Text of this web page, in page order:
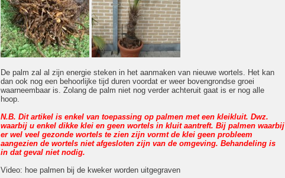
De palm zal al zijn energie steken in het aanmaken van nieuwe wortels. Het kan
dan ook nog een behoorlijke tijd duren voordat er weer bovengrondse groei
waarneembaar is. Zolang de palm niet nog verder achteruit gaat is er nog alle
hoop.
N.B. Dit artikel is enkel van toepassing op palmen met een kleikluit. Dwz.
waarbij u enkel dikke klei en geen wortels in kluit aantreft. Bij palmen waarbij
er wel veel gezonde wortels te zien zijn vormt de klei geen probleem
aangezien de wortels niet afgesloten zijn van de omgeving. Behandeling is
in dat geval niet nodig.
Video: hoe palmen bij de kweker worden uitgegraven